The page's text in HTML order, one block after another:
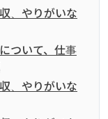
、やりがいな
ついて、仕事
、やりがいな